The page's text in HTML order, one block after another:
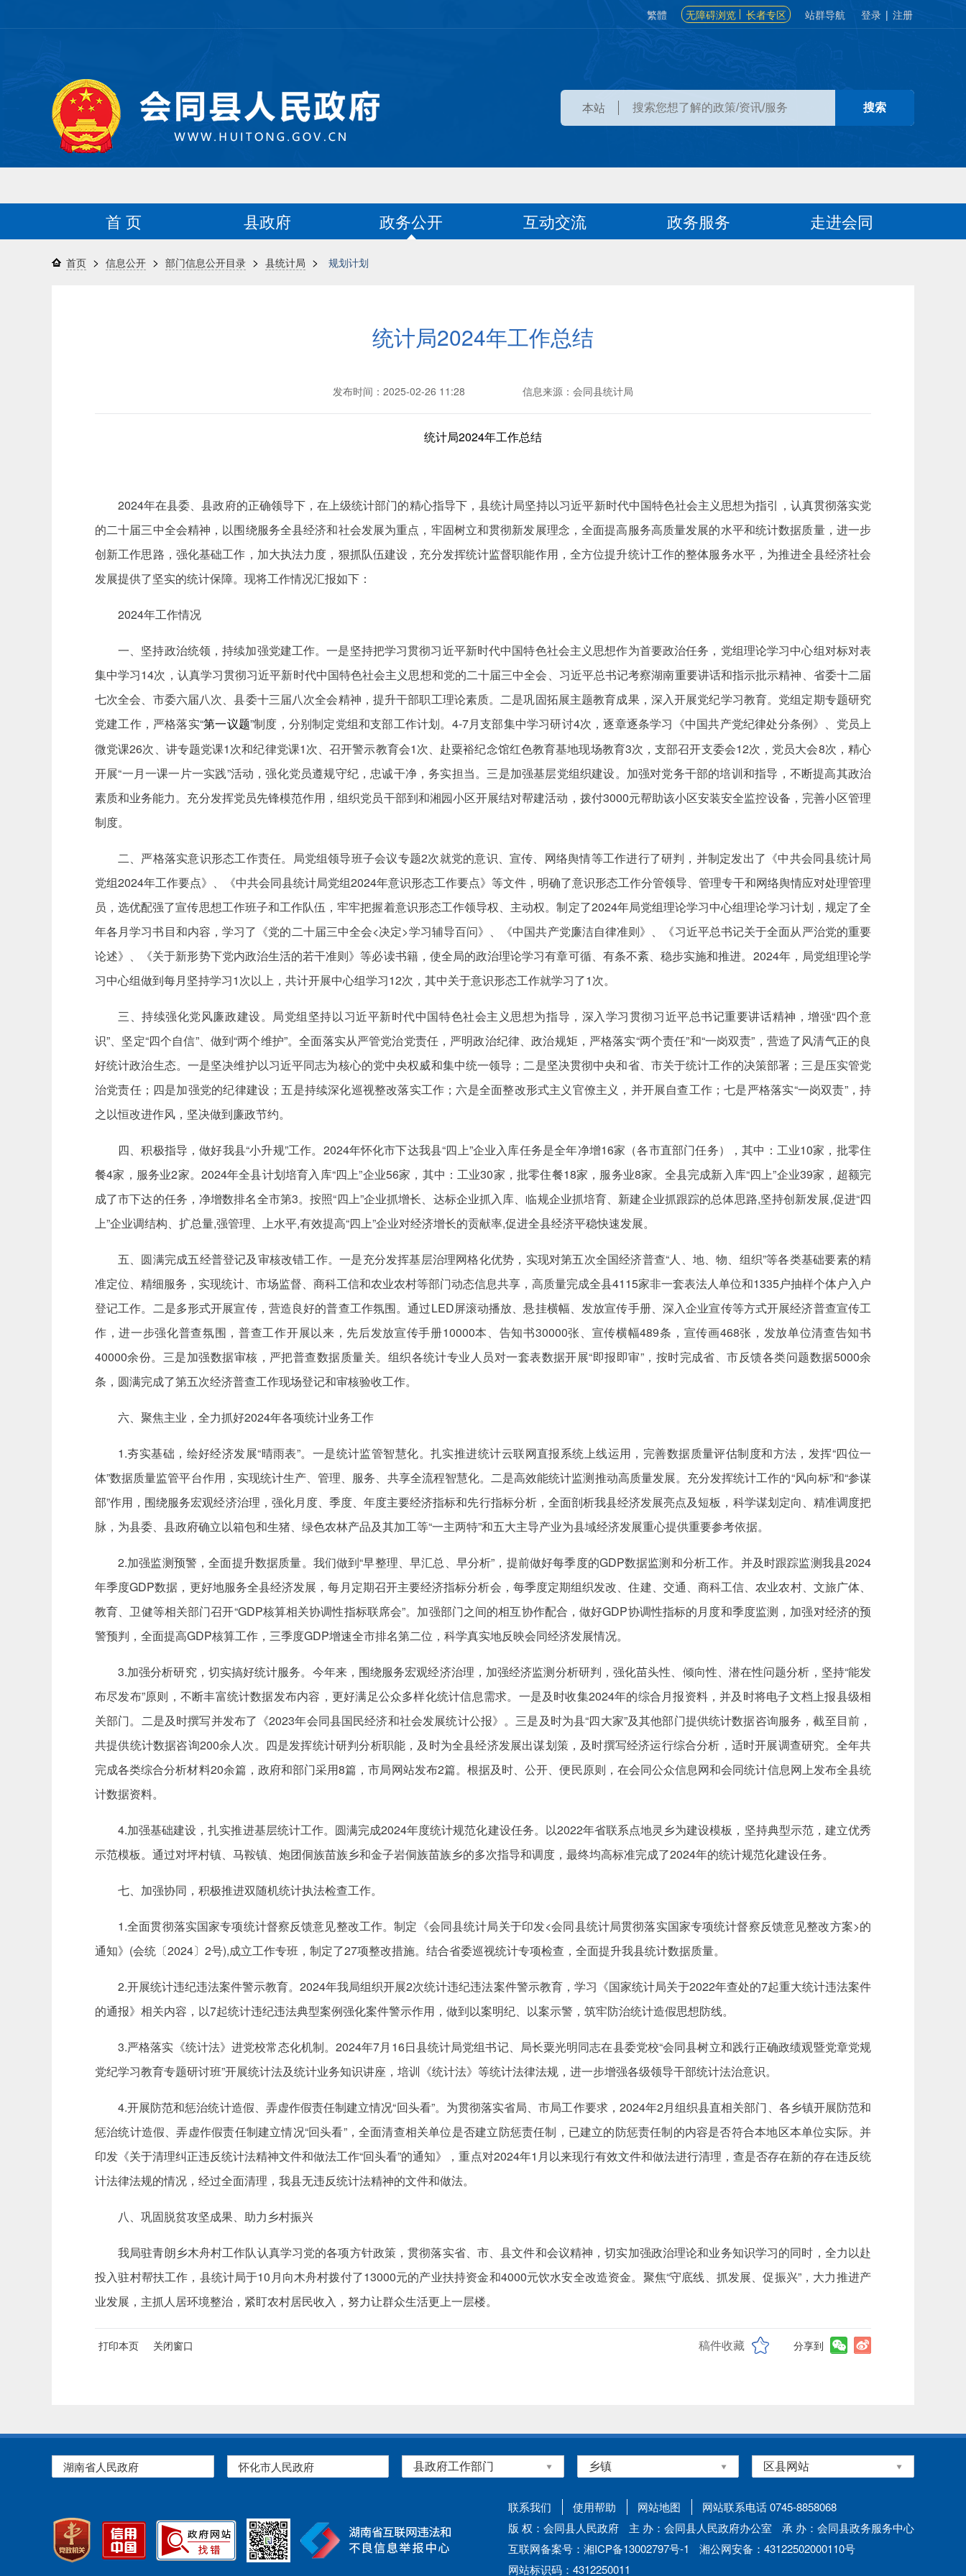
繁體 无障碍浏览 长者专区 站群导航 登录 | 注册
本站
首 页 县政府 政务公开 互动交流 政务服务 走进会同
首页 > 信息公开 > 部门信息公开目录 > 县统计局 > 规划计划
统计局2024年工作总结
发布时间：2025-02-26 11:28 信息来源：会同县统计局
统计局2024年工作总结
2024年在县委、县政府的正确领导下，在上级统计部门的精心指导下，县统计局坚持以习近平新时代中国特色社会主义思想为指引，认真贯彻落实党
的二十届三中全会精神，以围绕服务全县经济和社会发展为重点，牢固树立和贯彻新发展理念，全面提高服务高质量发展的水平和统计数据质量，进一步
创新工作思路，强化基础工作，加大执法力度，狠抓队伍建设，充分发挥统计监督职能作用，全方位提升统计工作的整体服务水平，为推进全县经济社会
发展提供了坚实的统计保障。现将工作情况汇报如下：
2024年工作情况
一、坚持政治统领，持续加强党建工作。一是坚持把学习贯彻习近平新时代中国特色社会主义思想作为首要政治任务，党组理论学习中心组对标对表
集中学习14次，认真学习贯彻习近平新时代中国特色社会主义思想和党的二十届三中全会、习近平总书记考察湖南重要讲话和指示批示精神、省委十二届
七次全会、市委六届八次、县委十三届八次全会精神，提升干部职工理论素质。二是巩固拓展主题教育成果，深入开展党纪学习教育。党组定期专题研究
党建工作，严格落实“第一议题”制度，分别制定党组和支部工作计划。4-7月支部集中学习研讨4次，逐章逐条学习《中国共产党纪律处分条例》、党员上
微党课26次、讲专题党课1次和纪律党课1次、召开警示教育会1次、赴粟裕纪念馆红色教育基地现场教育3次，支部召开支委会12次，党员大会8次，精心
开展“一月一课一片一实践”活动，强化党员遵规守纪，忠诚干净，务实担当。三是加强基层党组织建设。加强对党务干部的培训和指导，不断提高其政治
素质和业务能力。充分发挥党员先锋模范作用，组织党员干部到和湘园小区开展结对帮建活动，拨付3000元帮助该小区安装安全监控设备，完善小区管理
制度。
二、严格落实意识形态工作责任。局党组领导班子会议专题2次就党的意识、宣传、网络舆情等工作进行了研判，并制定发出了《中共会同县统计局
党组2024年工作要点》、《中共会同县统计局党组2024年意识形态工作要点》等文件，明确了意识形态工作分管领导、管理专干和网络舆情应对处理管理
员，选优配强了宣传思想工作班子和工作队伍，牢牢把握着意识形态工作领导权、主动权。制定了2024年局党组理论学习中心组理论学习计划，规定了全
年各月学习书目和内容，学习了《党的二十届三中全会<决定>学习辅导百问》、《中国共产党廉洁自律准则》、《习近平总书记关于全面从严治党的重要
论述》、《关于新形势下党内政治生活的若干准则》等必读书籍，使全局的政治理论学习有章可循、有条不紊、稳步实施和推进。2024年，局党组理论学
习中心组做到每月坚持学习1次以上，共计开展中心组学习12次，其中关于意识形态工作就学习了1次。
三、持续强化党风廉政建设。局党组坚持以习近平新时代中国特色社会主义思想为指导，深入学习贯彻习近平总书记重要讲话精神，增强“四个意
识”、坚定“四个自信”、做到“两个维护”。全面落实从严管党治党责任，严明政治纪律、政治规矩，严格落实“两个责任”和“一岗双责”，营造了风清气正的良
好统计政治生态。一是坚决维护以习近平同志为核心的党中央权威和集中统一领导；二是坚决贯彻中央和省、市关于统计工作的决策部署；三是压实管党
治党责任；四是加强党的纪律建设；五是持续深化巡视整改落实工作；六是全面整改形式主义官僚主义，并开展自查工作；七是严格落实“一岗双责”，持
之以恒改进作风，坚决做到廉政节约。
四、积极指导，做好我县“小升规”工作。2024年怀化市下达我县“四上”企业入库任务是全年净增16家（各市直部门任务），其中：工业10家，批零住
餐4家，服务业2家。2024年全县计划培育入库“四上”企业56家，其中：工业30家，批零住餐18家，服务业8家。全县完成新入库“四上”企业39家，超额完
成了市下达的任务，净增数排名全市第3。按照“四上”企业抓增长、达标企业抓入库、临规企业抓培育、新建企业抓跟踪的总体思路,坚持创新发展,促进“四
上”企业调结构、扩总量,强管理、上水平,有效提高“四上”企业对经济增长的贡献率,促进全县经济平稳快速发展。
五、圆满完成五经普登记及审核改错工作。一是充分发挥基层治理网格化优势，实现对第五次全国经济普查“人、地、物、组织”等各类基础要素的精
准定位、精细服务，实现统计、市场监督、商科工信和农业农村等部门动态信息共享，高质量完成全县4115家非一套表法人单位和1335户抽样个体户入户
登记工作。二是多形式开展宣传，营造良好的普查工作氛围。通过LED屏滚动播放、悬挂横幅、发放宣传手册、深入企业宣传等方式开展经济普查宣传工
作，进一步强化普查氛围，普查工作开展以来，先后发放宣传手册10000本、告知书30000张、宣传横幅489条，宣传画468张，发放单位清查告知书
40000余份。三是加强数据审核，严把普查数据质量关。组织各统计专业人员对一套表数据开展“即报即审”，按时完成省、市反馈各类问题数据5000余
条，圆满完成了第五次经济普查工作现场登记和审核验收工作。
六、聚焦主业，全力抓好2024年各项统计业务工作
1.夯实基础，绘好经济发展“晴雨表”。一是统计监管智慧化。扎实推进统计云联网直报系统上线运用，完善数据质量评估制度和方法，发挥“四位一
体”数据质量监管平台作用，实现统计生产、管理、服务、共享全流程智慧化。二是高效能统计监测推动高质量发展。充分发挥统计工作的“风向标”和“参谋
部”作用，围绕服务宏观经济治理，强化月度、季度、年度主要经济指标和先行指标分析，全面剖析我县经济发展亮点及短板，科学谋划定向、精准调度把
脉，为县委、县政府确立以箱包和生猪、绿色农林产品及其加工等“一主两特”和五大主导产业为县域经济发展重心提供重要参考依据。
2.加强监测预警，全面提升数据质量。我们做到“早整理、早汇总、早分析”，提前做好每季度的GDP数据监测和分析工作。并及时跟踪监测我县2024
年季度GDP数据，更好地服务全县经济发展，每月定期召开主要经济指标分析会，每季度定期组织发改、住建、交通、商科工信、农业农村、文旅广体、
教育、卫健等相关部门召开“GDP核算相关协调性指标联席会”。加强部门之间的相互协作配合，做好GDP协调性指标的月度和季度监测，加强对经济的预
警预判，全面提高GDP核算工作，三季度GDP增速全市排名第二位，科学真实地反映会同经济发展情况。
3.加强分析研究，切实搞好统计服务。今年来，围绕服务宏观经济治理，加强经济监测分析研判，强化苗头性、倾向性、潜在性问题分析，坚持“能发
布尽发布”原则，不断丰富统计数据发布内容，更好满足公众多样化统计信息需求。一是及时收集2024年的综合月报资料，并及时将电子文档上报县级相
关部门。二是及时撰写并发布了《2023年会同县国民经济和社会发展统计公报》。三是及时为县“四大家”及其他部门提供统计数据咨询服务，截至目前，
共提供统计数据咨询200余人次。四是发挥统计研判分析职能，及时为全县经济发展出谋划策，及时撰写经济运行综合分析，适时开展调查研究。全年共
完成各类综合分析材料20余篇，政府和部门采用8篇，市局网站发布2篇。根据及时、公开、便民原则，在会同公众信息网和会同统计信息网上发布全县统
计数据资料。
4.加强基础建设，扎实推进基层统计工作。圆满完成2024年度统计规范化建设任务。以2022年省联系点地灵乡为建设模板，坚持典型示范，建立优秀
示范模板。通过对坪村镇、马鞍镇、炮团侗族苗族乡和金子岩侗族苗族乡的多次指导和调度，最终均高标准完成了2024年的统计规范化建设任务。
七、加强协同，积极推进双随机统计执法检查工作。
1.全面贯彻落实国家专项统计督察反馈意见整改工作。制定《会同县统计局关于印发<会同县统计局贯彻落实国家专项统计督察反馈意见整改方案>的
通知》(会统〔2024〕2号),成立工作专班，制定了27项整改措施。结合省委巡视统计专项检查，全面提升我县统计数据质量。
2.开展统计违纪违法案件警示教育。2024年我局组织开展2次统计违纪违法案件警示教育，学习《国家统计局关于2022年查处的7起重大统计违法案件
的通报》相关内容，以7起统计违纪违法典型案例强化案件警示作用，做到以案明纪、以案示警，筑牢防治统计造假思想防线。
3.严格落实《统计法》进党校常态化机制。2024年7月16日县统计局党组书记、局长粟光明同志在县委党校“会同县树立和践行正确政绩观暨党章党规
党纪学习教育专题研讨班”开展统计法及统计业务知识讲座，培训《统计法》等统计法律法规，进一步增强各级领导干部统计法治意识。
4.开展防范和惩治统计造假、弄虚作假责任制建立情况“回头看”。为贯彻落实省局、市局工作要求，2024年2月组织县直相关部门、各乡镇开展防范和
惩治统计造假、弄虚作假责任制建立情况“回头看”，全面清查相关单位是否建立防惩责任制，已建立的防惩责任制的内容是否符合本地区本单位实际。并
印发《关于清理纠正违反统计法精神文件和做法工作“回头看”的通知》，重点对2024年1月以来现行有效文件和做法进行清理，查是否存在新的存在违反统
计法律法规的情况，经过全面清理，我县无违反统计法精神的文件和做法。
八、巩固脱贫攻坚成果、助力乡村振兴
我局驻青朗乡木舟村工作队认真学习党的各项方针政策，贯彻落实省、市、县文件和会议精神，切实加强政治理论和业务知识学习的同时，全力以赴
投入驻村帮扶工作，县统计局于10月向木舟村拨付了13000元的产业扶持资金和4000元饮水安全改造资金。聚焦“守底线、抓发展、促振兴”，大力推进产
业发展，主抓人居环境整治，紧盯农村居民收入，努力让群众生活更上一层楼。
打印本页 关闭窗口 稿件收藏 分享到
湖南省人民政府 怀化市人民政府
联系我们 使用帮助 网站地图
网站联系电话 0745-8858068
版 权：会同县人民政府
主 办：会同县人民政府办公室
承 办：会同县政务服务中心
互联网备案号：湘ICP备13002797号-1
湘公网安备：43122502000110号
网站标识码：4312250011